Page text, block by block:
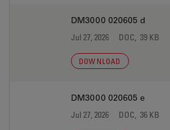
DM3000 020605 d
Jul 27, 2026 DOC, 39 KB
DOWNLOAD
DM3000 020605 e
Jul 27, 2026 DOC, 36 KB